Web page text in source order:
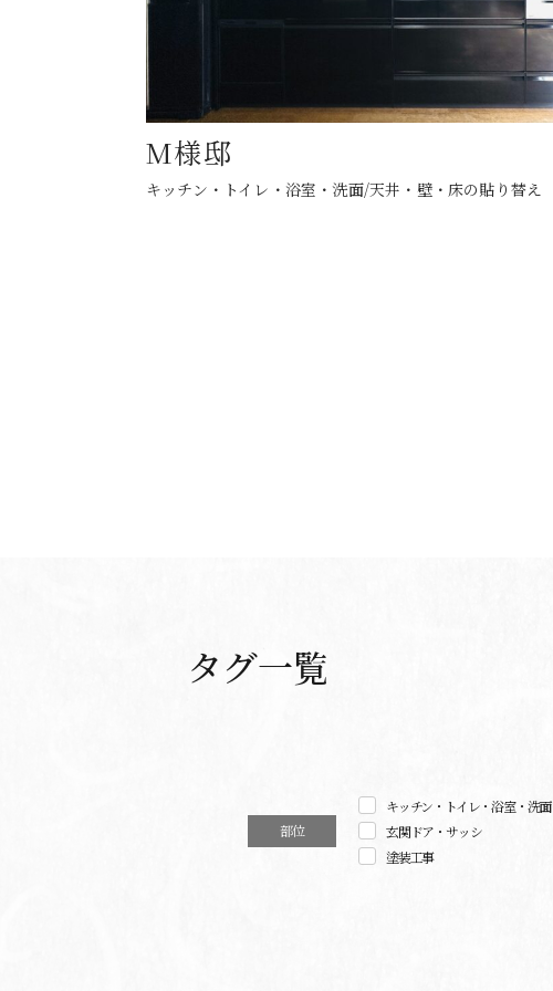
M様邸
キッチン・トイレ・浴室・洗面 天井・壁・床の貼り替え
タグ一覧
部位
キッチン・トイレ・浴室・洗面
玄関ドア・サッシ
塗装工事